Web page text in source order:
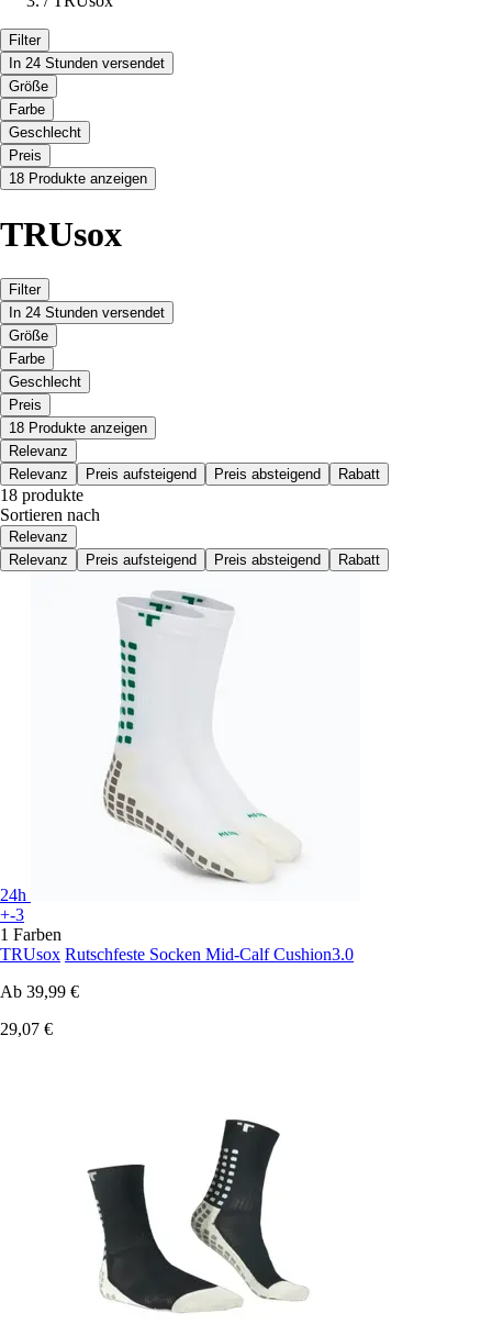
Filter
In 24 Stunden versendet
Größe
Farbe
Geschlecht
Preis
18 Produkte anzeigen
TRUsox
Filter
In 24 Stunden versendet
Größe
Farbe
Geschlecht
Preis
18 Produkte anzeigen
Relevanz
Relevanz
Preis aufsteigend Preis absteigend Rabatt
18 produkte
Sortieren nach
Relevanz
Relevanz
Preis aufsteigend Preis absteigend Rabatt
24h
+-3
1 Farben
TRUsox Rutschfeste Socken Mid-Calf Cushion3.0
Ab 39,99 €
29,07 €